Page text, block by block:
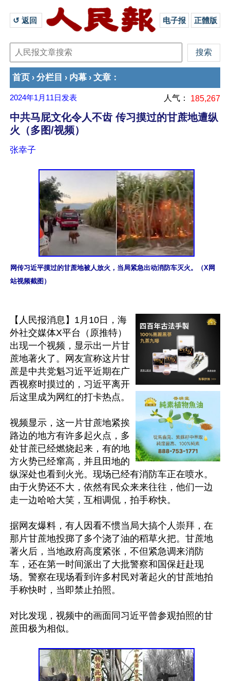
↺ 返回 电子报 正體版
首页 › 分栏目 › 内幕 › 文章 ：
2024年1月11日 发表 人气： 185,267
中共马屁文化令人不齿 传习摸过的甘蔗地遭纵
火（多图/视频）
张幸子
网传习近平摸过的甘蔗地被人放火，当局紧急出动消防车灭火。（X网
站视频截图）
【人民报消息】1月10日，海
外社交媒体X平台（原推特）
出现一个视频，显示出一片甘
蔗地著火了。网友宣称这片甘
蔗是中共党魁习近平近期在广
西视察时摸过的，习近平离开
后这里成为网红的打卡热点。
视频显示，这一片甘蔗地紧挨
路边的地方有许多起火点，多
处甘蔗已经燃烧起来，有的地
方火势已经窜高，并且田地的
纵深处也看到火光。现场已经有消防车正在喷水。
由于火势还不大，依然有民众来来往往，他们一边
走一边哈哈大笑，互相调侃，拍手称快。
据网友爆料，有人因看不惯当局大搞个人崇拜，在
那片甘蔗地投掷了多个浇了油的稻草火把。甘蔗地
著火后，当地政府高度紧张，不但紧急调来消防
车，还在第一时间派出了大批警察和国保赶赴现
场。警察在现场看到许多村民对著起火的甘蔗地拍
手称快时，当即禁止拍照。
对比发现，视频中的画面同习近平曾参观拍照的甘
蔗田极为相似。